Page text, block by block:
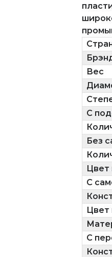
Вес
С
Без
Цвет
С
Цвет
С